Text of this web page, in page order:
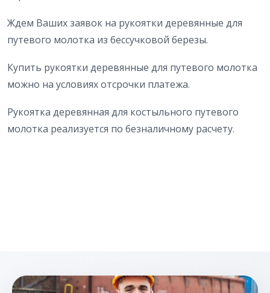
Ждем Ваших заявок на рукоятки деревянные для
путевого молотка из бессучковой березы.
Купить рукоятки деревянные для путевого молотка
можно на условиях отсрочки платежа.
Рукоятка деревянная для костыльного путевого
молотка реализуется по безналичному расчету.